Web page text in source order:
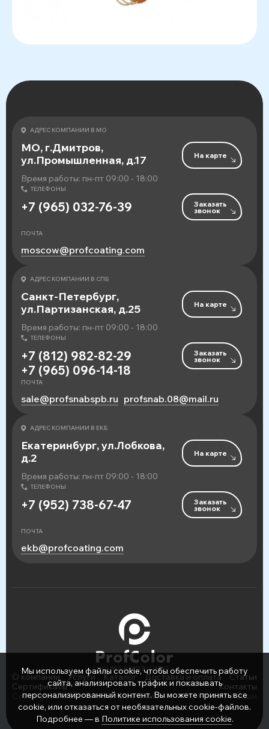
АДРЕС КОМПАНИИ В МО
МО, г.Дмитров,
ул.Промышленная, д.17
Время работы: пн-пт 09:00 - 18:00
На карте
ТЕЛЕФОНЫ
+7 (965) 032-76-39 Заказать
звонок
ПОЧТА
moscow@profcoating.com
АДРЕС КОМПАНИИ В СПБ
Санкт-Петербург,
ул.Партизанская, д.25
Время работы: пн-пт 09:00 - 18:00
На карте
ТЕЛЕФОНЫ
+7 (812) 982-82-29
+7 (965) 096-14-18
Заказать
звонок
ПОЧТА
sale@profsnabspb.ru profsnab.08@mail.ru
АДРЕС КОМПАНИИ В ЕКБ
Екатеринбург, ул.Лобкова,
д.2
Время работы: пн-пт 09:00 - 18:00
На карте
ТЕЛЕФОНЫ
+7 (952) 738-67-47 Заказать
звонок
ПОЧТА
ekb@profcoating.com
О компании Услуги Каталог Доставка и оплата
Статьи
Сертификаты
Контакты
Copyright © 2026 ООО «ПрофСнаб»
Написать нам
Мы используем файлы cookie, чтобы обеспечить работу
сайта, анализировать трафик и показывать
персонализированный контент. Вы можете принять все
cookie, или отказаться от необязательных cookie-файлов.
Подробнее — в Политике использования cookie.